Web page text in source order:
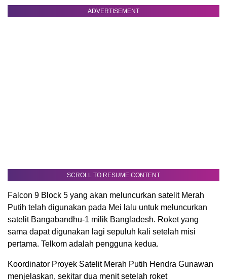
ADVERTISEMENT
SCROLL TO RESUME CONTENT
Falcon 9 Block 5 yang akan meluncurkan satelit Merah
Putih telah digunakan pada Mei lalu untuk meluncurkan
satelit Bangabandhu-1 milik Bangladesh. Roket yang
sama dapat digunakan lagi sepuluh kali setelah misi
pertama. Telkom adalah pengguna kedua.
Koordinator Proyek Satelit Merah Putih Hendra Gunawan
menjelaskan, sekitar dua menit setelah roket